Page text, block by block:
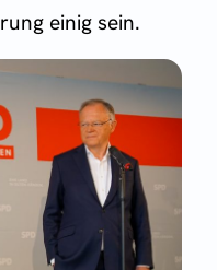
einig sein.